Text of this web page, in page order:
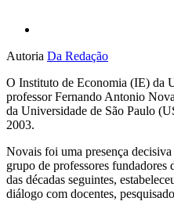
Autoria Da Redação
O Instituto de Economia (IE) da
professor Fernando Antonio
da Universidade de São Paulo
2003.
Novais foi uma presença
grupo de professores
das décadas seguintes,
diálogo com docentes,